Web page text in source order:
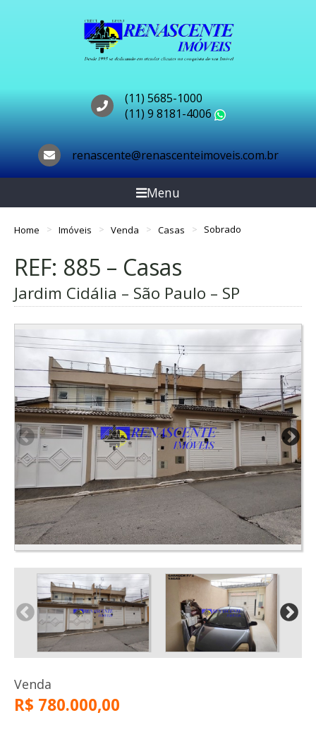
(11) 5685-1000
(11) 9 8181-4006
renascente@renascenteimoveis.com.br
Menu
Home Imóveis Venda Casas Sobrado
REF: 885 – Casas
Jardim Cidália – São Paulo – SP
Venda
R$ 780.000,00